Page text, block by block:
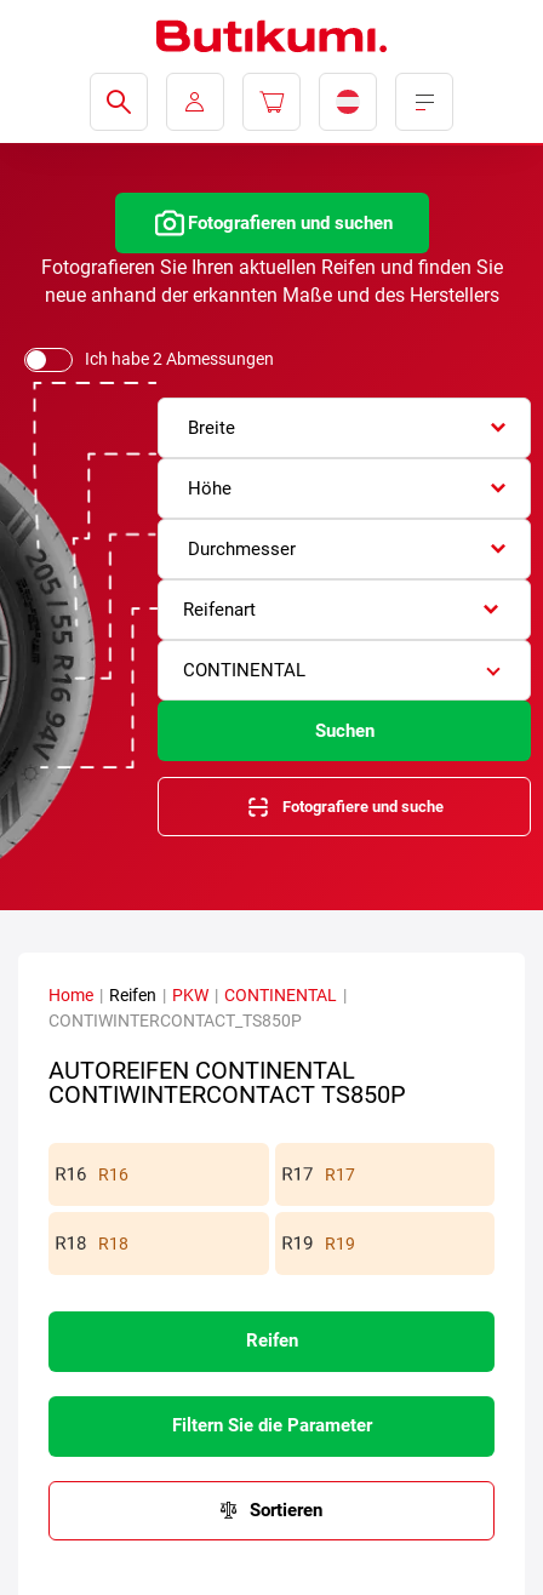
Fotografieren und suchen
Fotografieren Sie Ihren aktuellen Reifen und finden Sie
neue anhand der erkannten Maße und des Herstellers
Ich habe 2 Abmessungen
Breite
Höhe
Durchmesser
Reifenart
CONTINENTAL
Suchen
Fotografiere und suche
Home | Reifen | PKW | CONTINENTAL
|
CONTIWINTERCONTACT_TS850P
AUTOREIFEN CONTINENTAL
CONTIWINTERCONTACT TS850P
R16 R17
R18 R19
Reifen
Filtern Sie die Parameter
Sortieren